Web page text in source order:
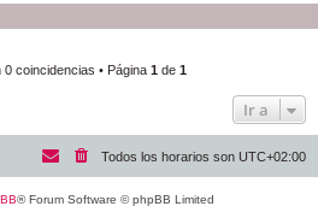
a
coincidencias • Página 1 de 1
Ir a
Todos los horarios son UTC+02:00
® Forum Software © phpBB Limited